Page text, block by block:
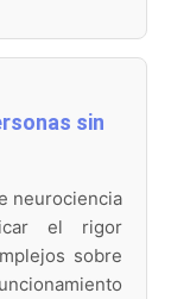
sin
neurociencia
el rigor
sobre